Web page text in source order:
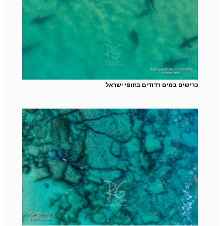
כרישים במים רדודים בחופי ישראל